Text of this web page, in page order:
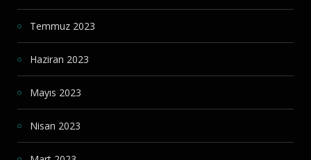
Temmuz 2023
Haziran 2023
Mayıs 2023
Nisan 2023